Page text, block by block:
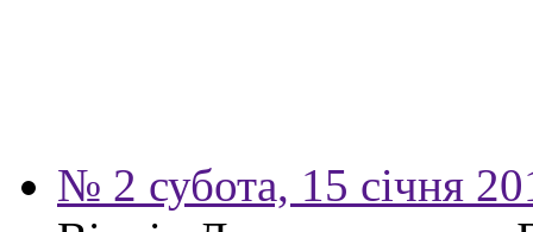
№ 2 субота, 15 січня